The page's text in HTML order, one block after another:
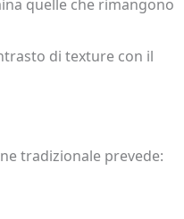
quelle che rimangono
di texture con il
tradizionale prevede: